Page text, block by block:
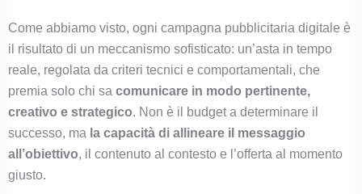
Come abbiamo visto, ogni campagna pubblicitaria digitale è
il risultato di un meccanismo sofisticato: un’asta in tempo
reale, regolata da criteri tecnici e comportamentali, che
premia solo chi sa comunicare in modo pertinente,
creativo e strategico. Non è il budget a determinare il
successo, ma la capacità di allineare il messaggio
all’obiettivo, il contenuto al contesto e l’offerta al momento
giusto.